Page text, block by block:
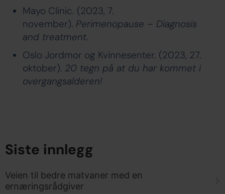
Mayo Clinic. (2023, 7.
november). Perimenopause – Diagnosis
and treatment.
Oslo Jordmor og Kvinnesenter. (2023, 27.
oktober). 20 tegn på at du har kommet i
overgangsalderen!
Siste innlegg
Veien til bedre matvaner med en
ernæringsrådgiver